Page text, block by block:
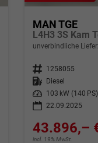
MAN TGE
unverbindliche
Fahrzeugnr. 1258055
Kraftstoff Diesel
Leistung
103 kW (140 PS)
22.09.2025
43.896,–
incl. 19% MwSt.